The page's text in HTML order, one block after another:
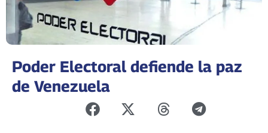
Poder Electoral defiende la paz
de Venezuela